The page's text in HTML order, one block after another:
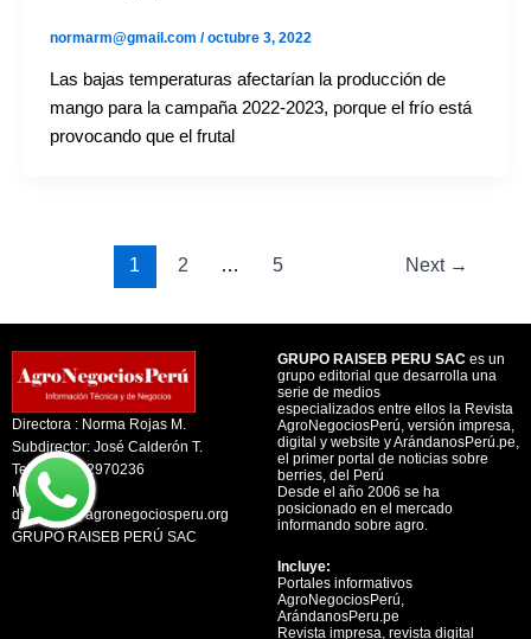
normarm@gmail.com /octubre 3, 2022
Las bajas temperaturas afectarían la producción de
mango para la campaña 2022-2023, porque el frío está
provocando que el frutal
1 2 … 5 Next →
Directora : Norma Rojas M.
Subdirector: José Calderón T.
Telf. +51 992970236
Mail:
direccion@agronegociosperu.org
GRUPO RAISEB PERÚ SAC
GRUPO RAISEB PERU SAC es un
grupo editorial que desarrolla una
serie de medios
especializados entre ellos la Revista
AgroNegociosPerú, versión impresa,
digital y website y ArándanosPerú.pe,
el primer portal de noticias sobre
berries, del Perú
Desde el año 2006 se ha
posicionado en el mercado
informando sobre agro.
Incluye:
Portales informativos
AgroNegociosPerú,
ArándanosPeru.pe
Revista impresa, revista digital